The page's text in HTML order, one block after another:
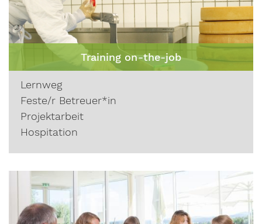
Training on-the-job
Lernweg
Feste/r Betreuer*in
Projektarbeit
Hospitation